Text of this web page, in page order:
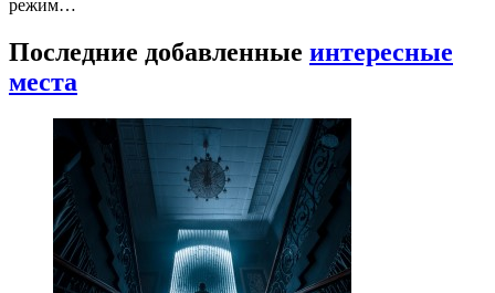
режим…
Последние добавленные интересные
места